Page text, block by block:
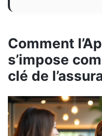
Comment
s’impose
clé de